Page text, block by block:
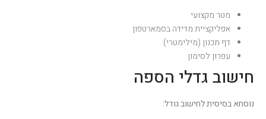
מטר מקצועי
אפליקציית מדידה בסמארטפון
דף תכנון (מילימטרי)
עפרון לסימון
חישוב גדלי הספה
נוסחא בסיסית לחישוב גודל: